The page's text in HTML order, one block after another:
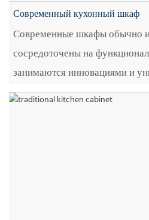
Современный кухонный шкаф
Современные шкафы обычно
сосредоточены на
занимаются инновациями и